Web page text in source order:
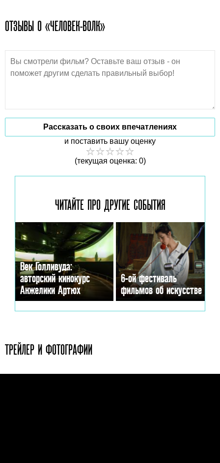
ОТЗЫВЫ О «ЧЕЛОВЕК-ВОЛК»
Рассказать о своих впечатлениях
и поставить вашу оценку
(текущая оценка: 0)
ЧИТАЙТЕ ПРО ДРУГИЕ СОБЫТИЯ
Век Голливуда:
авторский кинокурс
Анжелики Артюх
6-ой фестиваль
фильмов об искусстве
ТРЕЙЛЕР И ФОТОГРАФИИ